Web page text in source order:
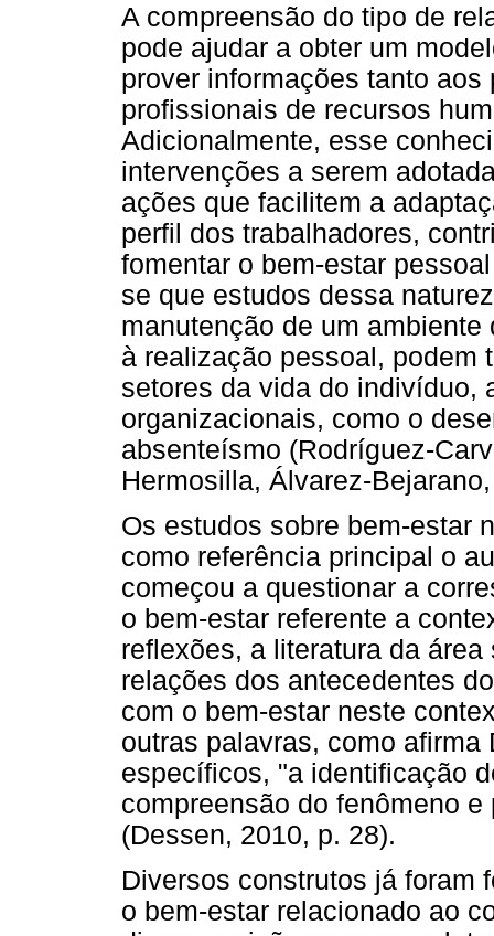
A compreensão do tipo de
pode ajudar a obter um
prover informações tanto
profissionais de recursos
Adicionalmente, esse
intervenções a serem
ações que facilitem a
perfil dos trabalhadores,
fomentar o bem-estar
se que estudos dessa
manutenção de um
à realização pessoal, podem
setores da vida do indivíduo,
organizacionais, como o
absenteísmo (Rodríguez-
Hermosilla, Álvarez-
Os estudos sobre bem-estar
como referência principal o
começou a questionar a
o bem-estar referente a
reflexões, a literatura da
relações dos antecedentes
com o bem-estar neste
outras palavras, como
específicos, "a identificação
compreensão do fenômeno
(Dessen, 2010, p. 28).
Diversos construtos já foram
o bem-estar relacionado ao